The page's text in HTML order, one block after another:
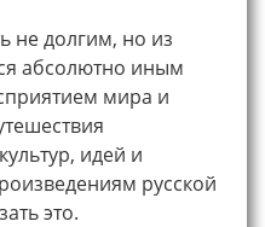
не долгим, но из
абсолютно иным
мира и
идей и
русской
это.